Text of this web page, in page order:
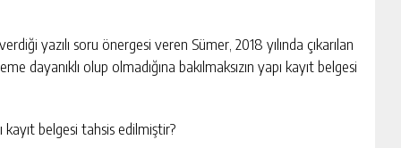
yazılı soru önergesi veren Sümer, 2018 yılında çıkarılan
dayanıklı olup olmadığına bakılmaksızın yapı kayıt belgesi
kayıt belgesi tahsis edilmiştir?